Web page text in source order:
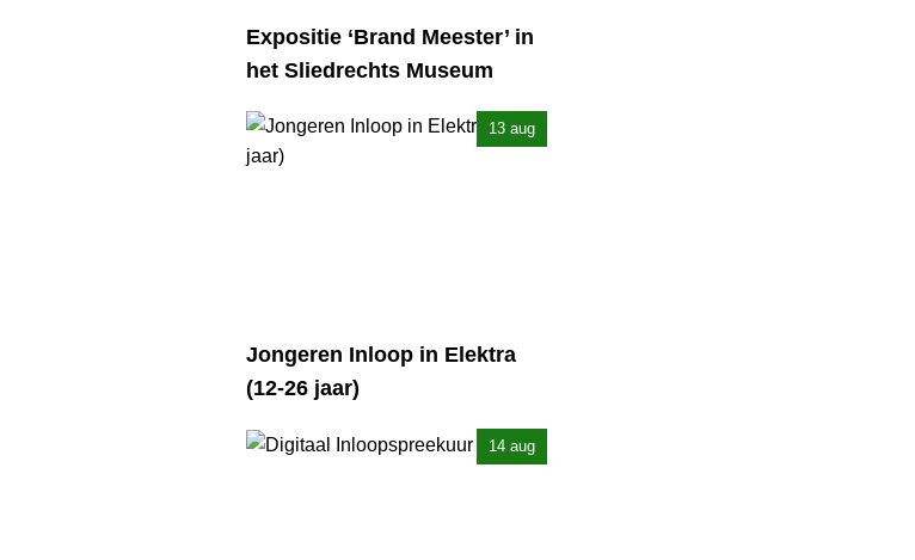
Expositie ‘Brand Meester’ in
het Sliedrechts Museum
13 aug
Jongeren Inloop in Elektra
(12-26 jaar)
14 aug